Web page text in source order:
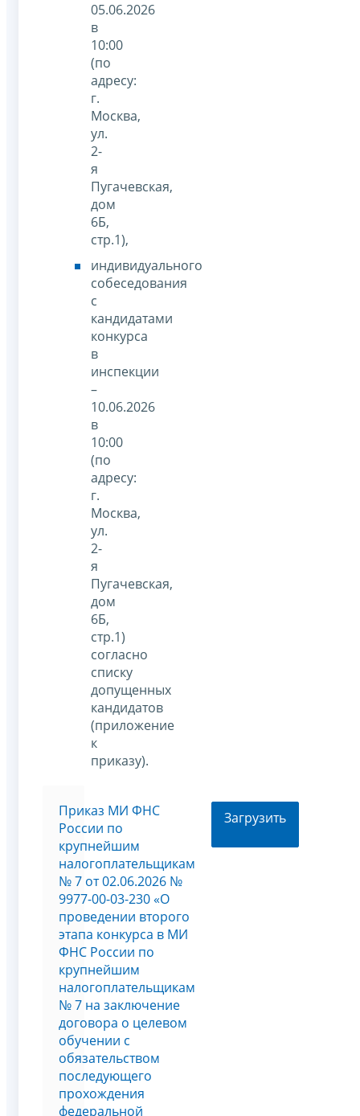
05.06.2026
в
10:00
(по
адресу:
г.
Москва,
ул.
2-
я
Пугачевская,
дом
6Б,
стр.1),
индивидуального
собеседования
с
кандидатами
конкурса
в
инспекции
–
10.06.2026
в
10:00
(по
адресу:
г.
Москва,
ул.
2-
я
Пугачевская,
дом
6Б,
стр.1)
согласно
списку
допущенных
кандидатов
(приложение
к
приказу).
Приказ МИ ФНС
России по
крупнейшим
налогоплательщикам
№ 7 от 02.06.2026 №
9977-00-03-230 «О
проведении второго
этапа конкурса в МИ
ФНС России по
крупнейшим
налогоплательщикам
№ 7 на заключение
договора о целевом
обучении с
обязательством
последующего
прохождения
федеральной
Загрузить